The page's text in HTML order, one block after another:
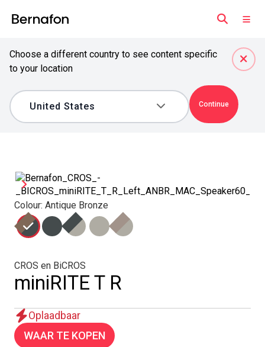
Choose a different country to see content specific
to your location
Continue
Colour: Antique Bronze
CROS en BiCROS
miniRITE T R
Oplaadbaar
WAAR TE KOPEN